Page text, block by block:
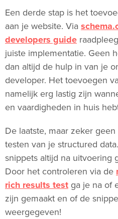
Een derde stap is het
aan je website. Via
developers guide
juiste implementatie. Geen
dan altijd de hulp in van je
developer. Het toevoegen
namelijk erg lastig zijn
en vaardigheden in huis
De laatste, maar zeker
testen van je structured
snippets altijd na uitvoering
Door het controleren via de
rich results test ga je na of
zijn gemaakt en of de
weergegeven!